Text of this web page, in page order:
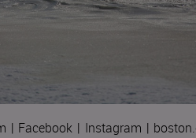
| Facebook | Instagram |